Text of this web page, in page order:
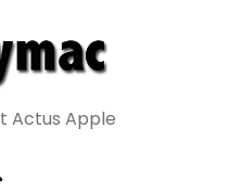
Actus Apple